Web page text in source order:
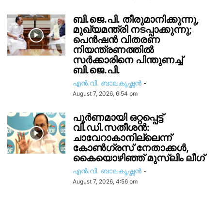
ബി.ജെ.പി. തീരുമാനിക്കുന്നു,
മുഖ്യമന്ത്രി നടപ്പാക്കുന്നു;
പെൻഷൻ വിതരണ
നിയന്ത്രണത്തിൽ
സ‍ർക്കാരിനെ പിന്തുണച്ച്
ബി.ജെ.പി.
എൻ.വി. ബാലകൃഷ്ണൻ -
August 7, 2026, 6:54 pm
പൂർണമായി ഒറ്റപ്പെട്ട്
വി.ഡി.സതീശൻ:
ചാവേറാകാനില്ലെന്ന്
കോൺഗ്രസ് നേതാക്കൾ,
കൈയൊഴിഞ്ഞ് മുസ്ലിം ലീഗ്
എൻ.വി. ബാലകൃഷ്ണൻ -
August 7, 2026, 4:56 pm